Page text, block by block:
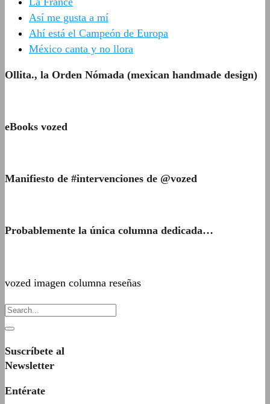
Así me gusta a mí
Ahí está el Campeón de Europa
México canta y no llora
Ollita., la Orden Nómada (mexican handmade design)
eBooks vozed
Manifiesto de #intervenciones de @vozed
Probablemente la única columna dedicada…
vozed imagen columna reseñas
Suscríbete al
Newsletter
Entérate